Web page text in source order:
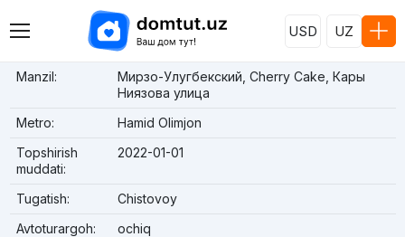
USD UZ
Manzil:
Мирзо-Улугбекский, Cherry Cake, Кары
Ниязова улица
Metro:
Hamid Olimjon
Topshirish
muddati:
2022-01-01
Tugatish:
Chistovoy
Avtoturargoh:
ochiq